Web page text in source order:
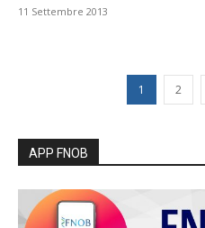
11 Settembre 2013
1 2
APP FNOB